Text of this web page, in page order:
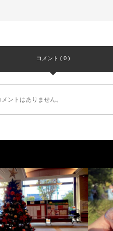
コメント ( 0 )
ントはありません。